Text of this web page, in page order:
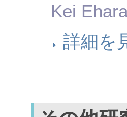
Kei
詳細を